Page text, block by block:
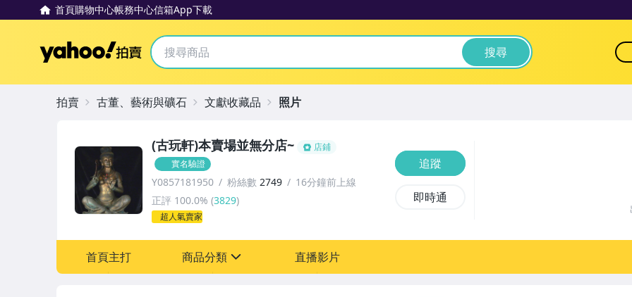
首頁購物中心帳務中心信箱App下載
Yahoo拍賣 搜尋
(古玩軒)本賣場並無分店~
店鋪
實名驗證
Y0857181950 粉絲數 2749
16分鐘前上線
正評 100.0% (3829)
超人氣賣家
追蹤
即時通
首頁主打 商品分類 直播影片
拍賣 古董、藝術與礦石 文獻收藏品 照片